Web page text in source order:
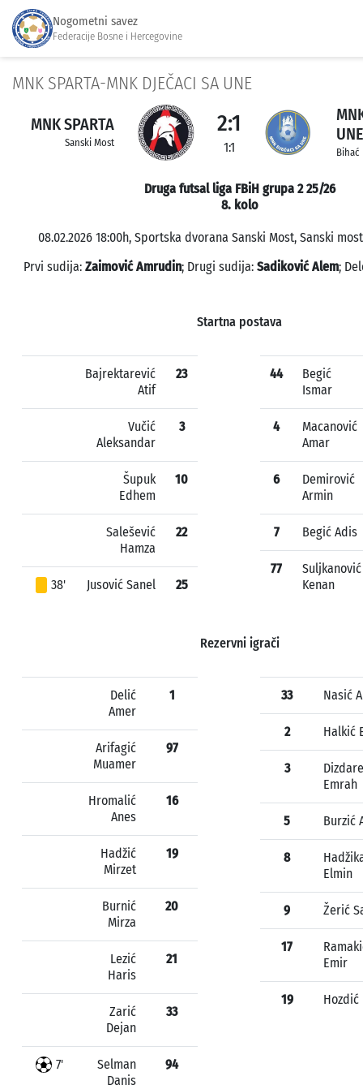
Nogometni savez
Federacije Bosne i Hercegovine
MNK SPARTA-MNK DJEČACI SA UNE
MNK SPARTA
Sanski Most
2:1
1:1
UNE
Bihać
Druga futsal liga FBiH grupa 2 25/26
8. kolo
08.02.2026 18:00h, Sportska dvorana Sanski Most, Sanski
Prvi sudija: Zaimović Amrudin; Drugi sudija: Sadiković Alem;
Startna postava
Bajrektarević
Atif
23
Vučić
Aleksandar
3
Šupuk
Edhem
10
Salešević
Hamza
22
38' Jusović Sanel 25
44
Begić
Ismar
4
Macanović
Amar
6
Demirović
Armin
7 Begić Adis
77
Suljkanović
Kenan
Rezervni igrači
Delić
Amer
1
Arifagić
Muamer
97
Hromalić
Anes
16
Hadžić
Mirzet
19
Burnić
Mirza
20
Lezić
Haris
21
Zarić
Dejan
33
7'
Selman
Danis
94
33 Nasić
2 Halkić
3
Emrah
5 Burzić
8
Elmin
9 Žerić
17
Emir
19 Hozdić